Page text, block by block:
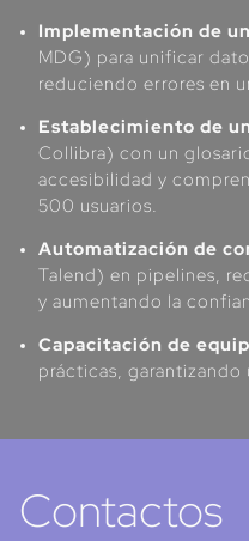
Implementación de
MDG) para unificar
reduciendo errores en
Establecimiento de
Collibra) con un
accesibilidad y
500 usuarios.
Automatización de
Talend) en pipelines,
y aumentando la
Capacitación de
prácticas,
Contactos